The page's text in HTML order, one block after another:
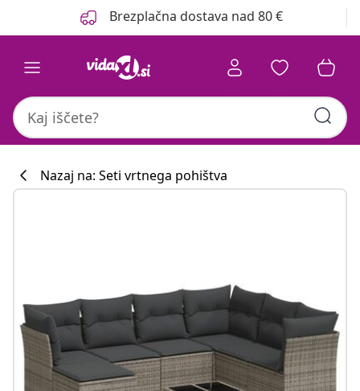
Brezplačna dostava nad 80 €
Nazaj na: Seti vrtnega pohištva